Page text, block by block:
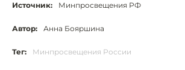
Источник: Минпросвещения РФ
Автор: Анна Бояршина
Тег: Минпросвещения России